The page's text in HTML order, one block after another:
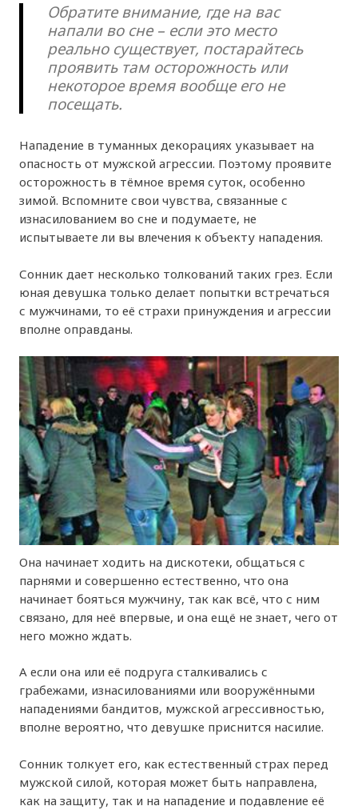
Обратите внимание, где на вас
напали во сне – если это место
реально существует, постарайтесь
проявить там осторожность или
некоторое время вообще его не
посещать.
Нападение в туманных декорациях указывает на
опасность от мужской агрессии. Поэтому проявите
осторожность в тёмное время суток, особенно
зимой. Вспомните свои чувства, связанные с
изнасилованием во сне и подумаете, не
испытываете ли вы влечения к объекту нападения.
Сонник дает несколько толкований таких грез. Если
юная девушка только делает попытки встречаться
с мужчинами, то её страхи принуждения и агрессии
вполне оправданы.
Она начинает ходить на дискотеки, общаться с
парнями и совершенно естественно, что она
начинает бояться мужчину, так как всё, что с ним
связано, для неё впервые, и она ещё не знает, чего от
него можно ждать.
А если она или её подруга сталкивались с
грабежами, изнасилованиями или вооружёнными
нападениями бандитов, мужской агрессивностью,
вполне вероятно, что девушке приснится насилие.
Сонник толкует его, как естественный страх перед
мужской силой, которая может быть направлена,
как на защиту, так и на нападение и подавление её